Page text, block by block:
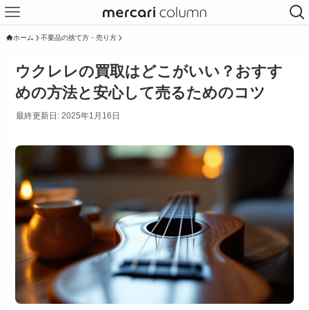
ホーム 不要品の捨て方・売り方
ウクレレの買取はどこがいい？おすす
めの方法と安心して売るためのコツ
最終更新日: 2025年1月16日